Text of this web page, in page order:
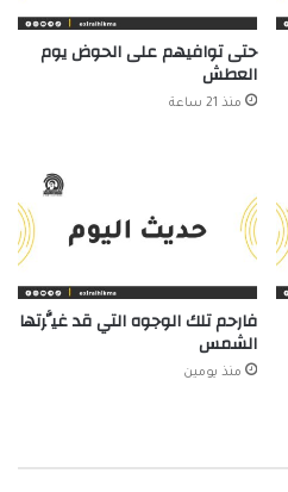
حتى توافيهم على الحوض يوم
العطش
منذ 21 ساعة
فارحم تلك الوجوه التي قد غيَّرتها
الشمس
منذ يومين